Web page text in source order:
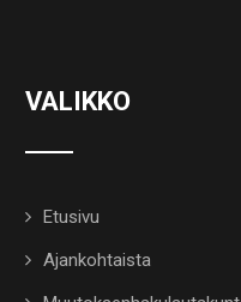
VALIKKO
Etusivu
Ajankohtaista